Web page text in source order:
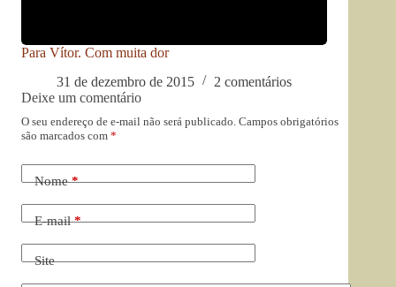
Para Vítor. Com muita dor
31 de dezembro de 2015
2 comentários
Deixe um comentário
O seu endereço de e-mail não será publicado. Campos obrigatórios
são marcados com *
Nome*
E-mail*
Site